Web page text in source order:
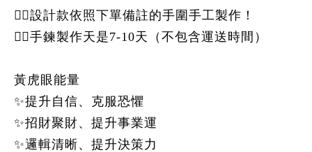
👉🏻設計款依照下單備註的手圍手工製作！
👉🏻手鍊製作天是7-10天（不包含運送時間）
黃虎眼能量
✨提升自信、克服恐懼
✨招財聚財、提升事業運
✨邏輯清晰、提升決策力